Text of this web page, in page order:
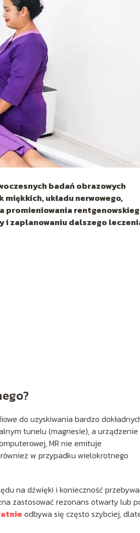
badań obrazowych
układu nerwowego,
promieniowania
i zaplanowaniu dalszego
do uzyskiwania bardzo
tunelu (magnesie), a urządzenie
MR nie emituje
w przypadku wielokrotnego
na dźwięki i konieczność
zastosować rezonans otwarty lub
odbywa się często szybciej,